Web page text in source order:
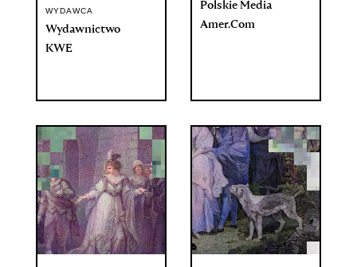
WYDAWCA
Wydawnictwo
KWE
Polskie Media
Amer.Com